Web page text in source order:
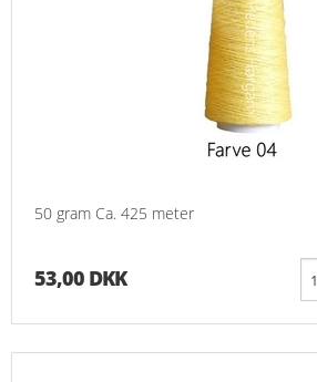
50 gram Ca. 425 meter
53,00 DKK